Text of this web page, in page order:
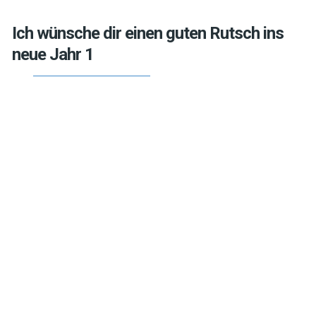
Ich wünsche dir einen guten Rutsch ins
neue Jahr 1